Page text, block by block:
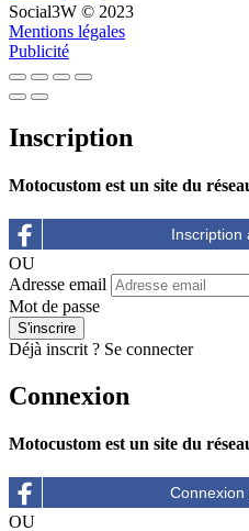
Social3W © 2023
Mentions légales
Publicité
Inscription
Motocustom est un site du
OU
Adresse email
Mot de passe
Déjà inscrit ? Se connecter
Connexion
Motocustom est un site du
OU